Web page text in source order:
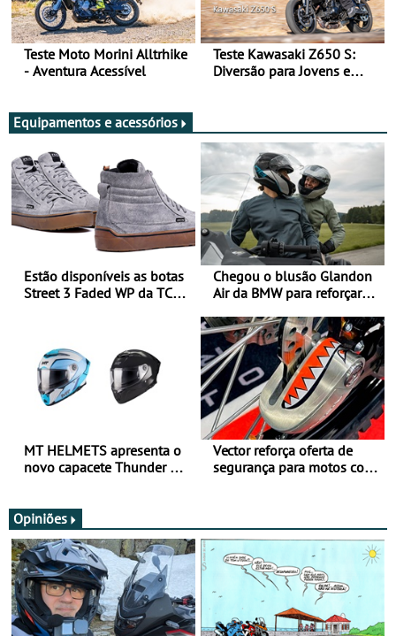
Teste Moto Morini Alltrhike
- Aventura Acessível
Teste Kawasaki Z650 S:
Diversão para Jovens e
Equipamentos e acessórios
Estão disponíveis as botas
Street 3 Faded WP da TCX
Chegou o blusão Glandon
Air da BMW para reforçar
verão
MT HELMETS apresenta o
novo capacete Thunder 4 R
Vector reforça oferta de
segurança para motos com
Opiniões